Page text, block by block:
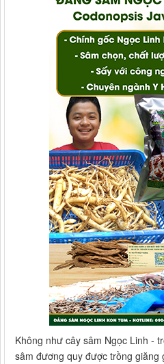
Không như cây sâm Ngọc Linh -
sâm đương quy được trồng